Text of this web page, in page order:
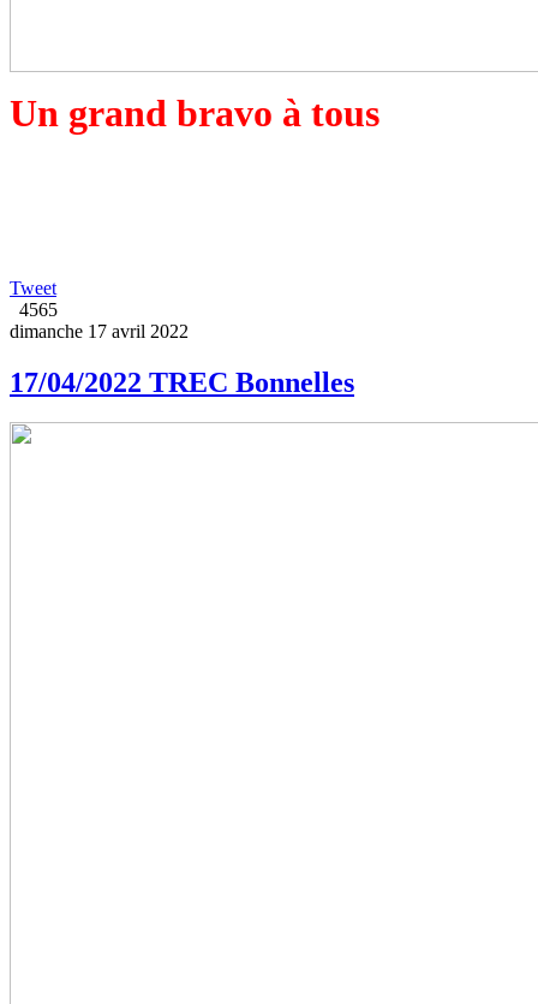
Un grand bravo à tous
Tweet
4565
dimanche 17 avril 2022
17/04/2022 TREC Bonnelles